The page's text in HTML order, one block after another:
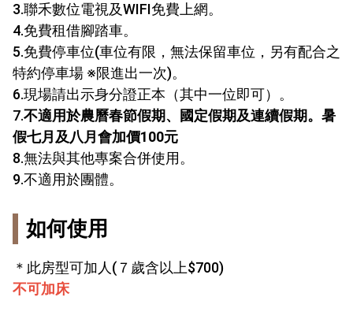
3.聯禾數位電視及WIFI免費上網。
4.免費租借腳踏車。
5.免費停車位(車位有限，無法保留車位，另有配合之
特約停車場 ※限進出一次)。
6.現場請出示身分證正本（其中一位即可）。
7.不適用於農曆春節假期、國定假期及連續假期。暑
假七月及八月會加價100元
8.無法與其他專案合併使用。
9.不適用於團體。
如何使用
＊此房型可加人(７歲含以上$700)
不可加床